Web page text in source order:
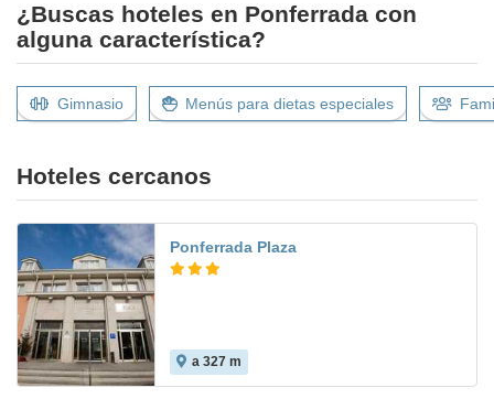
¿Buscas hoteles en Ponferrada con
alguna característica?
Gimnasio Menús para dietas especiales
Hoteles cercanos
Ponferrada Plaza
a 327 m